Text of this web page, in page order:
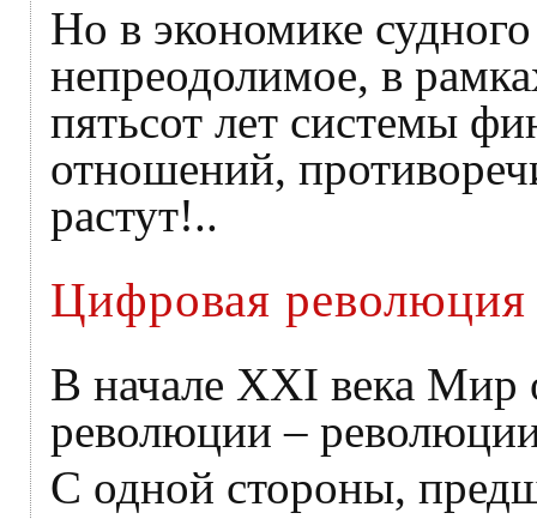
Но в экономике
непреодолимое, в
пятьсот лет системы
отношений,
растут!..
Цифровая революция
В начале XXI века Мир
революции –
С одной стороны,